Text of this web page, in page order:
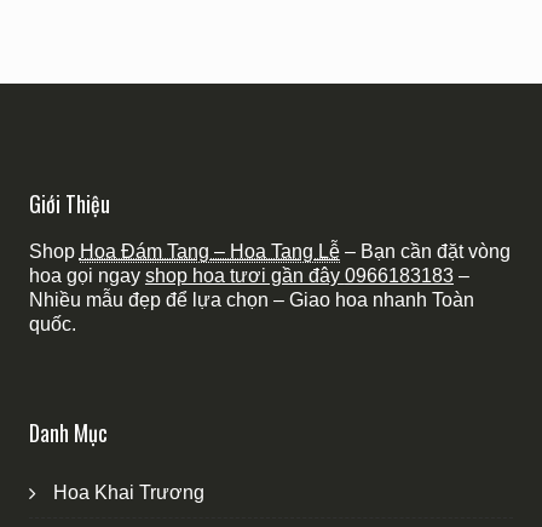
Giới Thiệu
Shop Hoa Đám Tang – Hoa Tang Lễ– Bạn cần đặt vòng
hoa gọi ngay shop hoa tươi gần đây 0966183183–
Nhiều mẫu đẹp để lựa chọn – Giao hoa nhanh Toàn
quốc.
Danh Mục
Hoa Khai Trương